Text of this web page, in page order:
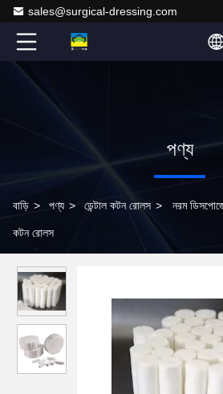
sales@surgical-dressing.com
পণ্য
বাড়ি > পণ্য > ডেন্টাল কটন রোলস > নরম
কটন রোলস